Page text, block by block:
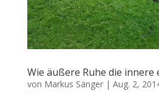
Wie äußere Ruhe die innere
von Markus Sänger| Aug. 2,